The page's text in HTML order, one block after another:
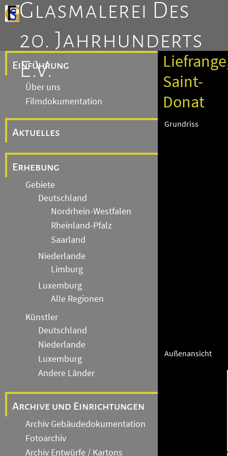
Glasmalerei Des
20. Jahrhunderts
E.V.
Einführung
Über uns
Filmdokumentation
Aktuelles
Erhebung
Gebiete
Deutschland
Nordrhein-Westfalen
Rheinland-Pfalz
Saarland
Niederlande
Limburg
Luxemburg
Alle Regionen
Künstler
Deutschland
Niederlande
Luxemburg
Andere Länder
Archive und Einrichtungen
Archiv Gebäudedokumentation
Fotoarchiv
Archiv Entwürfe / Kartons
Saint-
Donat
Grundriss
Außenansicht